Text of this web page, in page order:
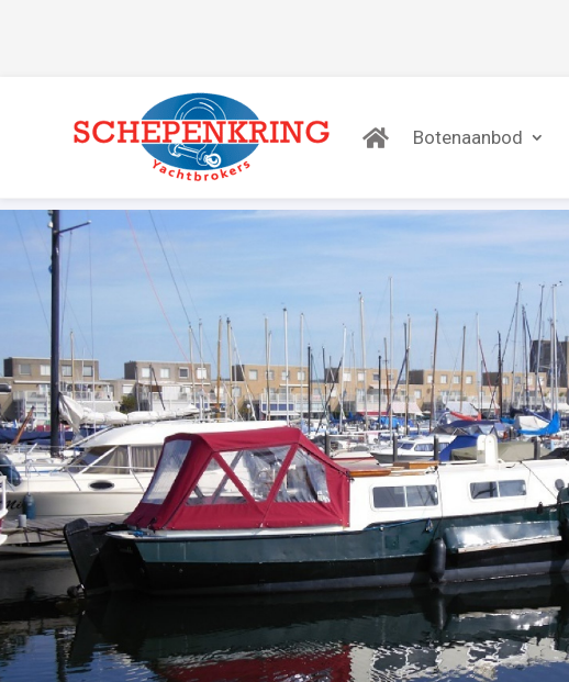
Botenaanbod